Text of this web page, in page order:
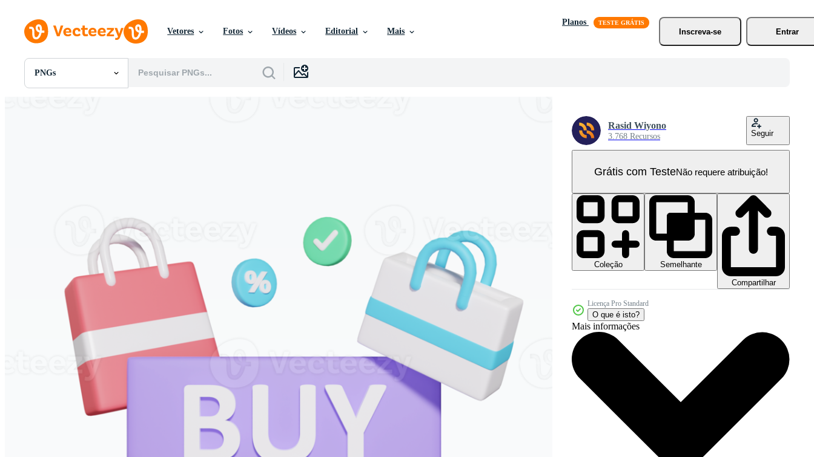
Vetores Fotos Vídeos Editorial Mais
Planos
Inscreva-se
Entrar
PNGs
Todas Imagens
Rasid Wiyono
3.768 Recursos Seguir
Grátis com TesteNão requere atribuição!
Coleção
Semelhante
Compartilhar
Licença Pro Standard
O que é isto?
Mais informações